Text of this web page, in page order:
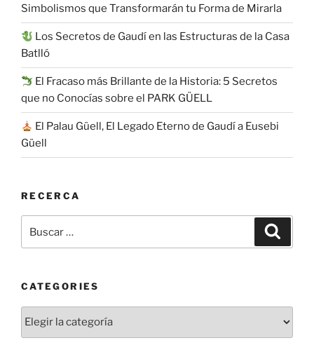
Simbolismos que Transformarán tu Forma de Mirarla
Los Secretos de Gaudí en las Estructuras de la Casa
Batlló
El Fracaso más Brillante de la Historia: 5 Secretos
que no Conocías sobre el PARK GÜELL
El Palau Güell, El Legado Eterno de Gaudí a Eusebi
Güell
RECERCA
por:
CATEGORIES